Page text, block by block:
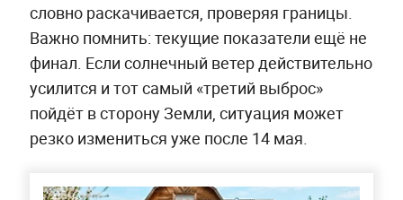
словно раскачивается, проверяя границы.
Важно помнить: текущие показатели ещё не
финал. Если солнечный ветер действительно
усилится и тот самый «третий выброс»
пойдёт в сторону Земли, ситуация может
резко измениться уже после 14 мая.